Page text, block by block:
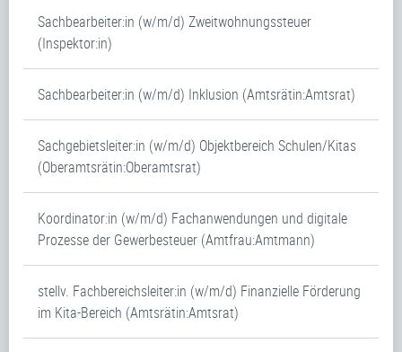
Sachbearbeiter:in (w/m/d) Zweitwohnungssteuer
(Inspektor:in)
Sachbearbeiter:in (w/m/d) Inklusion (Amtsrätin:Amtsrat)
Sachgebietsleiter:in (w/m/d) Objektbereich Schulen/Kitas
(Oberamtsrätin:Oberamtsrat)
Koordinator:in (w/m/d) Fachanwendungen und digitale
Prozesse der Gewerbesteuer (Amtfrau:Amtmann)
stellv. Fachbereichsleiter:in (w/m/d) Finanzielle Förderung
im Kita-Bereich (Amtsrätin:Amtsrat)